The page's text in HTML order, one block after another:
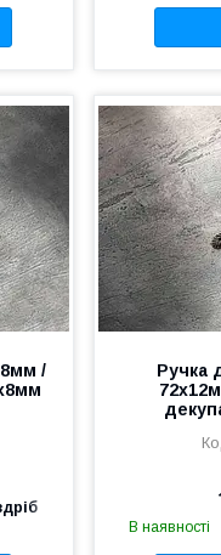
/
Ручка
В наявності